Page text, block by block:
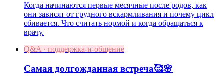
Когда начинаются первые месячные после родов, как
они зависят от грудного вскармливания и почему цикл
сбивается. Что считать нормой и когда обращаться к
врачу.
Q&A · поддержка-и-общение
Самая долгожданная встреча🥰🌸